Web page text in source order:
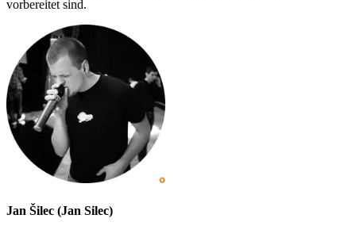
vorbereitet sind.
Jan Šilec (Jan Silec)